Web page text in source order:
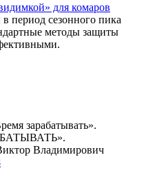
для комаров
период сезонного пика
методы защиты
зарабатывать».
Владимирович